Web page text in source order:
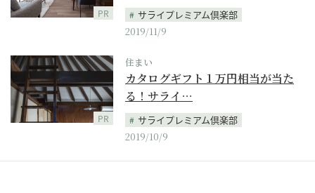
PR
サライプレミアム倶楽部
2019/11/9
PR
住まい
カタログギフト１万円相当が当た
る！サライ…
サライプレミアム倶楽部
2019/10/9